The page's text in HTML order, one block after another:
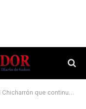
hoy con importantes artistas